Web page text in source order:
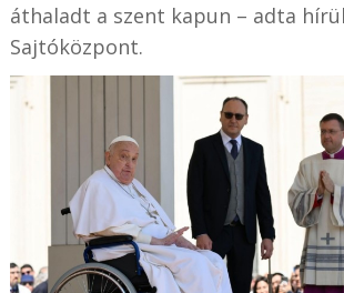
áthaladt a szent kapun – adta
Sajtóközpont.